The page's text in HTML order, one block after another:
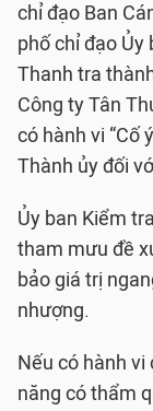
chỉ đạo Ban
phố chỉ đạo Ủy
Thanh tra
Công ty Tân
có hành vi “Cố
Thành ủy đối
Ủy ban Kiểm
tham mưu đề
bảo giá trị
nhượng.
Nếu có hành
năng có thẩm